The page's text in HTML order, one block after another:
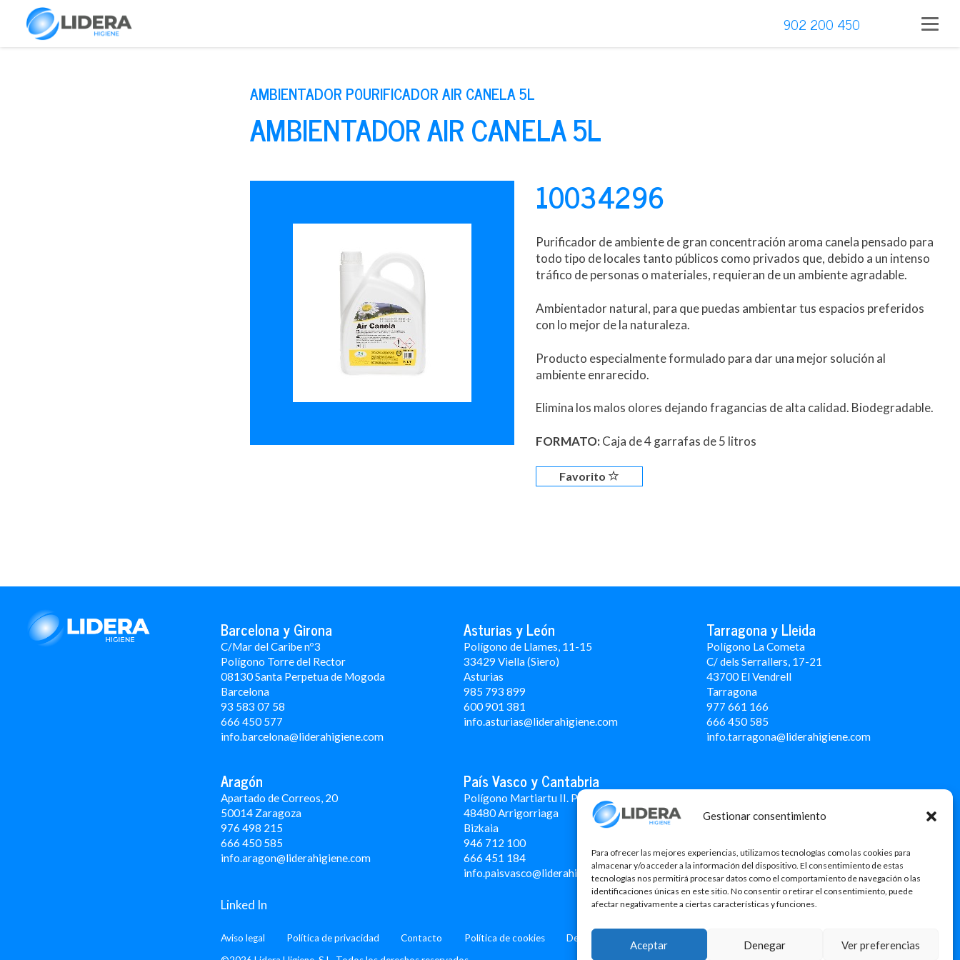
Gestionar consentimiento
Para ofrecer las mejores experiencias, utilizamos tecnologías como las cookies para
almacenar y/o acceder a la información del dispositivo. El consentimiento de estas
tecnologías nos permitirá procesar datos como el comportamiento de navegación o las
identificaciones únicas en este sitio. No consentir o retirar el consentimiento, puede
afectar negativamente a ciertas características y funciones.
Aceptar Denegar Ver preferencias
902 200 450
AMBIENTADOR P0URIFICADOR AIR CANELA 5L
AMBIENTADOR AIR CANELA 5L
10034296
Purificador de ambiente de gran concentración aroma canela pensado para
todo tipo de locales tanto públicos como privados que, debido a un intenso
tráfico de personas o materiales, requieran de un ambiente agradable.
Ambientador natural, para que puedas ambientar tus espacios preferidos
con lo mejor de la naturaleza.
Producto especialmente formulado para dar una mejor solución al
ambiente enrarecido.
Elimina los malos olores dejando fragancias de alta calidad. Biodegradable.
FORMATO:Caja de 4 garrafas de 5 litros
Favorito
Barcelona y Girona
C/Mar del Caribe nº3
Polígono Torre del Rector
08130 Santa Perpetua de Mogoda
Barcelona
93 583 07 58
666 450 577
info.barcelona@liderahigiene.com
Asturias y León
Polígono de Llames, 11-15
33429 Viella (Siero)
Asturias
985 793 899
600 901 381
info.asturias@liderahigiene.com
Tarragona y Lleida
Polígono La Cometa
C/ dels Serrallers, 17-21
43700 El Vendrell
Tarragona
977 661 166
666 450 585
info.tarragona@liderahigiene.com
Aragón
Apartado de Correos, 20
50014 Zaragoza
976 498 215
666 450 585
info.aragon@liderahigiene.com
País Vasco y Cantabria
Polígono Martiartu II. Pabellón 4A
48480 Arrigorriaga
Bizkaia
946 712 100
666 451 184
info.paisvasco@liderahigiene.com
Linked In
Aviso legal Política de privacidad Contacto Política de cookies
Design: MgComunicació